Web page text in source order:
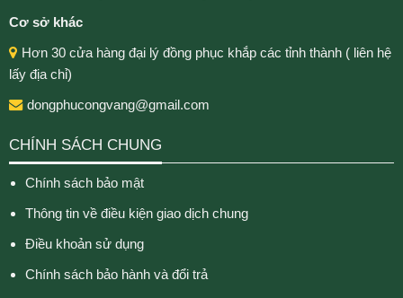
Cơ sở khác
Hơn 30 cửa hàng đại lý đồng phục khắp các tỉnh thành ( liên hệ
lấy địa chỉ)
dongphucongvang@gmail.com
CHÍNH SÁCH CHUNG
Chính sách bảo mật
Thông tin về điều kiện giao dịch chung
Điều khoản sử dụng
Chính sách bảo hành và đổi trả